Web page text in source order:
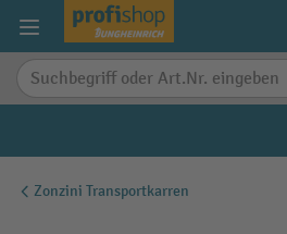
springen
Zonzini Transportkarren